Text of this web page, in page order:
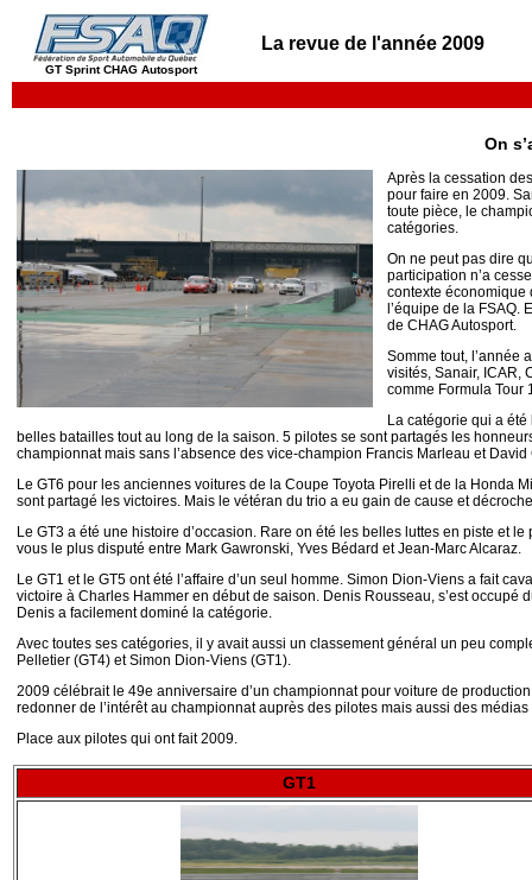
GT Sprint CHAG Autosport
La revue de l'année 2009
On
Après la cessation
pour faire en 2009.
toute pièce, le
catégories.
On ne peut pas dire
participation n’a
contexte économique
l’équipe de la
de CHAG Autosport.
Somme tout, l’année
visités, Sanair, ICAR,
comme Formula Tour
La catégorie qui a
belles batailles tout au long de la saison. 5 pilotes se sont partagés les
championnat mais sans l’absence des vice-champion Francis Marleau et
Le GT6 pour les anciennes voitures de la Coupe Toyota Pirelli et de la Honda
sont partagé les victoires. Mais le vétéran du trio a eu gain de cause et
Le GT3 a été une histoire d’occasion. Rare on été les belles luttes en piste et
vous le plus disputé entre Mark Gawronski, Yves Bédard et Jean-Marc Alcaraz.
Le GT1 et le GT5 ont été l’affaire d’un seul homme. Simon Dion-Viens a fait
victoire à Charles Hammer en début de saison. Denis Rousseau, s’est
Denis a facilement dominé la catégorie.
Avec toutes ses catégories, il y avait aussi un classement général un peu
Pelletier (GT4) et Simon Dion-Viens (GT1).
2009 célébrait le 49e anniversaire d’un championnat pour voiture de
redonner de l’intérêt au championnat auprès des pilotes mais aussi des
Place aux pilotes qui ont fait 2009.
GT1